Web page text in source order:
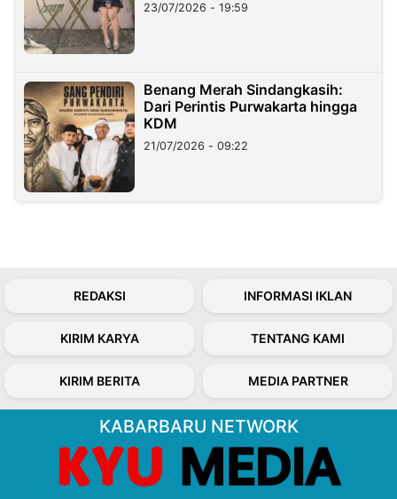
23/07/2026 - 19:59
Benang Merah Sindangkasih:
Dari Perintis Purwakarta hingga
KDM
21/07/2026 - 09:22
REDAKSI INFORMASI IKLAN
KIRIM KARYA TENTANG KAMI
KIRIM BERITA MEDIA PARTNER
KABARBARU NETWORK